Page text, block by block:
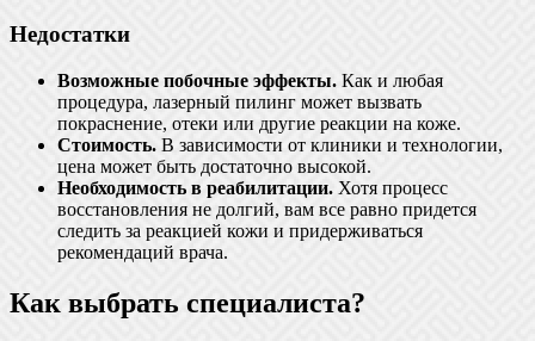
Недостатки
Возможные побочные эффекты. Как и любая
процедура, лазерный пилинг может вызвать
покраснение, отеки или другие реакции на коже.
Стоимость. В зависимости от клиники и технологии,
цена может быть достаточно высокой.
Необходимость в реабилитации. Хотя процесс
восстановления не долгий, вам все равно придется
следить за реакцией кожи и придерживаться
рекомендаций врача.
Как выбрать специалиста?